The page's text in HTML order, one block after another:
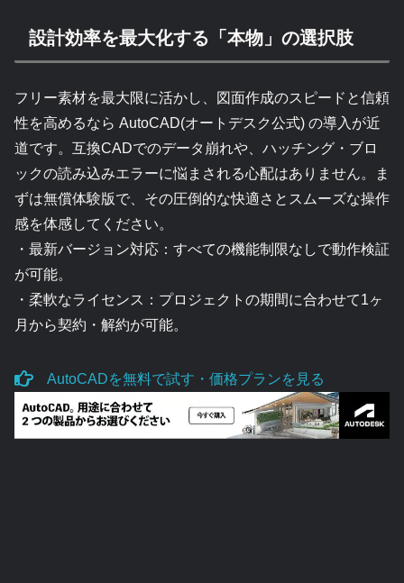
設計効率を最大化する「本物」の選択肢
フリー素材を最大限に活かし、図面作成のスピードと信頼
性を高めるなら AutoCAD(オートデスク公式) の導入が近
道です。互換CADでのデータ崩れや、ハッチング・ブロ
ックの読み込みエラーに悩まされる心配はありません。ま
ずは無償体験版で、その圧倒的な快適さとスムーズな操作
感を体感してください。
・最新バージョン対応：すべての機能制限なしで動作検証
が可能。
・柔軟なライセンス：プロジェクトの期間に合わせて1ヶ
月から契約・解約が可能。
AutoCADを無料で試す・価格プランを見る